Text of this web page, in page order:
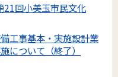
21回小美玉市民文化
工事基本・実施設計業
について（終了）